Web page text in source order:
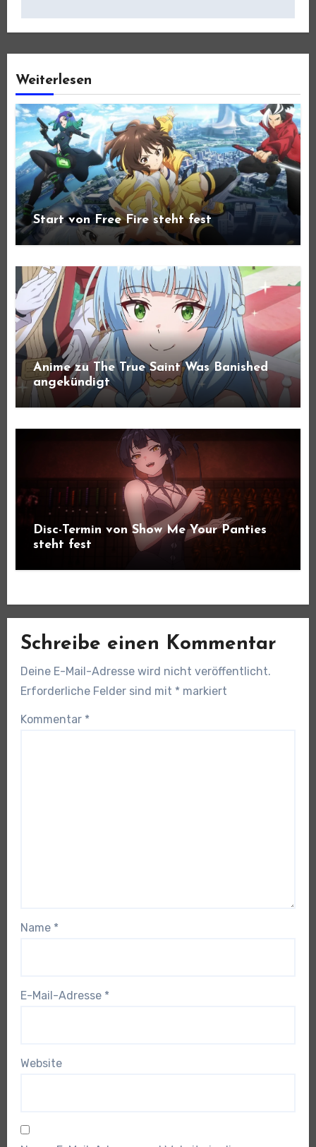
Weiterlesen
Start von Free Fire steht fest
Anime zu The True Saint Was Banished
angekündigt
Disc-Termin von Show Me Your Panties
steht fest
Schreibe einen Kommentar
Deine E-Mail-Adresse wird nicht veröffentlicht.
Erforderliche Felder sind mit * markiert
Kommentar *
Name *
E-Mail-Adresse *
Website